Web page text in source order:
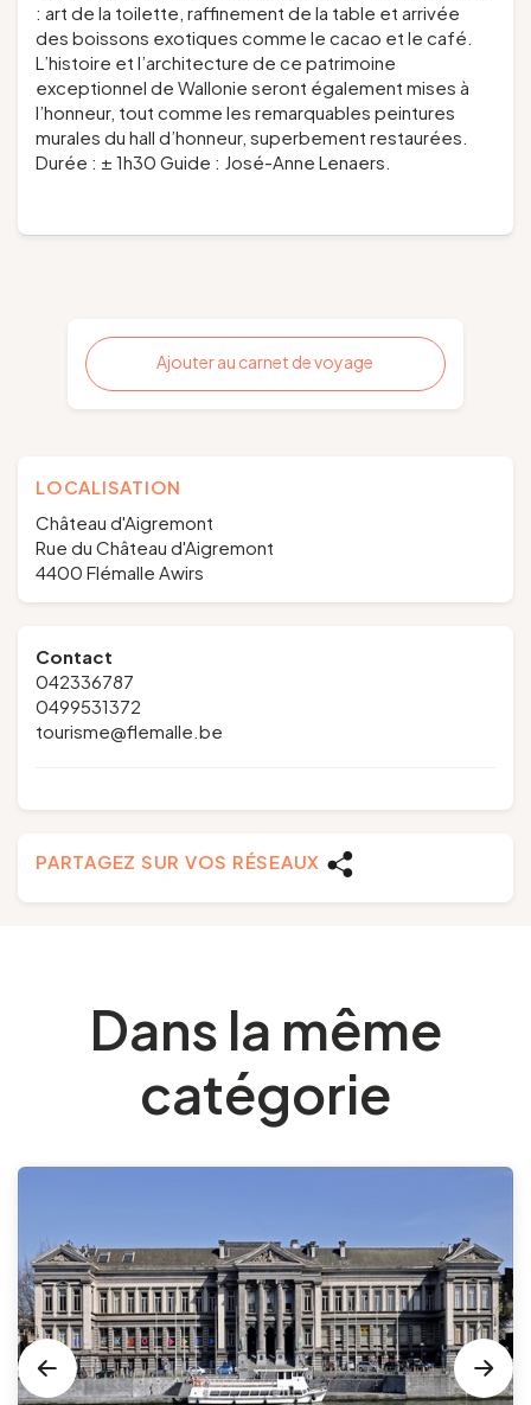
: art de la toilette, raffinement de la table et arrivée
des boissons exotiques comme le cacao et le café.
L’histoire et l’architecture de ce patrimoine
exceptionnel de Wallonie seront également mises à
l’honneur, tout comme les remarquables peintures
murales du hall d’honneur, superbement restaurées.
Durée : ± 1h30 Guide : José-Anne Lenaers.
Ajouter au carnet de voyage
LOCALISATION
Château d'Aigremont
Rue du Château d'Aigremont
4400 Flémalle Awirs
Contact
042336787
0499531372
tourisme@flemalle.be
PARTAGEZ SUR VOS RÉSEAUX
Dans la même
catégorie